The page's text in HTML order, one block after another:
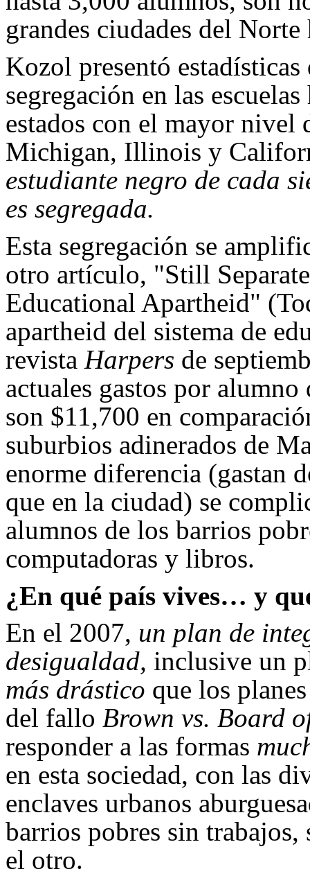
grandes ciudades del
Kozol presentó
segregación en las
estados con el mayor nivel
Michigan, Illinois y
estudiante negro de cada
es segregada.
Esta segregación se
otro artículo, "Still
Educational Apartheid"
apartheid del sistema de
revista Harpers de
actuales gastos por
son $11,700 en
suburbios adinerados de
enorme diferencia (gastan
que en la ciudad) se
alumnos de los barrios
computadoras y libros.
¿En qué país vives… y
En el 2007, un plan de
desigualdad, inclusive un
más drástico que los
del fallo Brown vs. Board
responder a las formas
en esta sociedad, con las
enclaves urbanos
barrios pobres sin trabajos,
el otro.